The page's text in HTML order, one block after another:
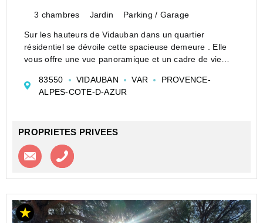
3 chambres Jardin Parking / Garage
Sur les hauteurs de Vidauban dans un quartier
résidentiel se dévoile cette spacieuse demeure . Elle
vous offre une vue panoramique et un cadre de vie
Un grand séjour très convivial pour recevoir vos amis et
la famille avec sa magnifiqu...
83550 VIDAUBAN VAR
PROVENCE-
ALPES-COTE-D-AZUR
PROPRIETES PRIVEES
Contacter l'agence